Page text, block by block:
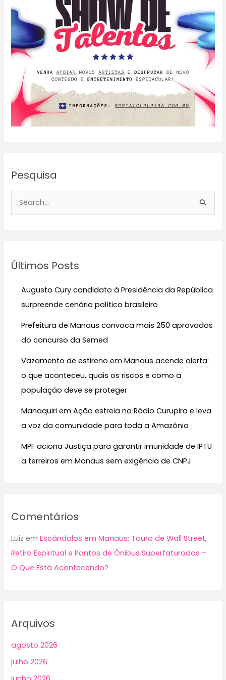
Pesquisa
iÚltimos Posts
Augusto Cury candidato à Presidência da República
surpreende cenário político brasileiro
Prefeitura de Manaus convoca mais 250 aprovados
do concurso da Semed
Vazamento de estireno em Manaus acende alerta:
o que aconteceu, quais os riscos e como a
população deve se proteger
Manaquiri em Ação estreia na Rádio Curupira e leva
a voz da comunidade para toda a Amazônia
MPF aciona Justiça para garantir imunidade de IPTU
a terreiros em Manaus sem exigência de CNPJ
Comentários
Luiz emEscândalos em Manaus: Touro de Wall Street,
Retiro Espiritual e Pontos de Ônibus Superfaturados –
O Que Está Acontecendo?
Arquivos
agosto 2026
julho 2026